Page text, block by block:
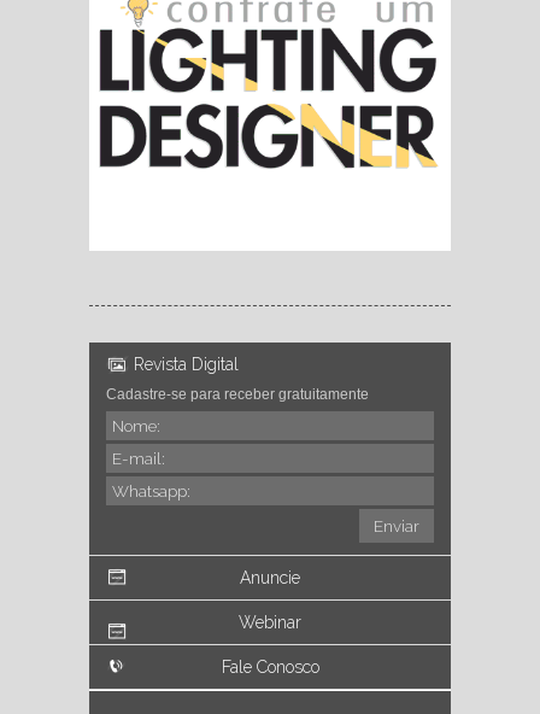
Revista Digital
Cadastre-se para receber gratuitamente
Anuncie
Webinar
Fale Conosco